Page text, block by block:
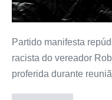
Partido manifesta
racista do vereador
proferida durante